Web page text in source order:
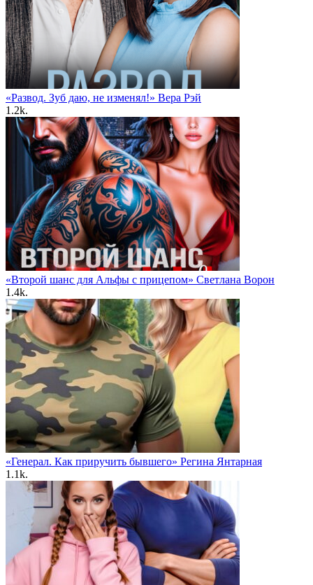
«Развод. Зуб даю, не изменял!» Вера Рэй
1.2k.
«Второй шанс для Альфы с прицепом» Светлана Ворон
1.4k.
«Генерал. Как приручить бывшего» Регина Янтарная
1.1k.